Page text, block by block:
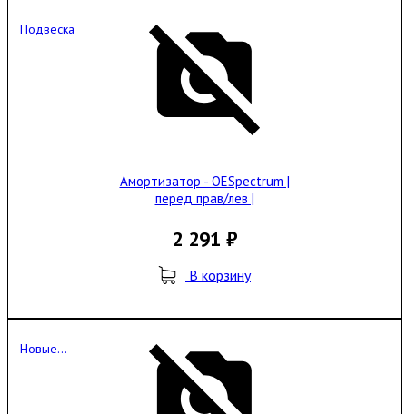
Подвеска
Амортизатор - OESpectrum |
перед прав/лев |
2 291 ₽
В корзину
Новые...